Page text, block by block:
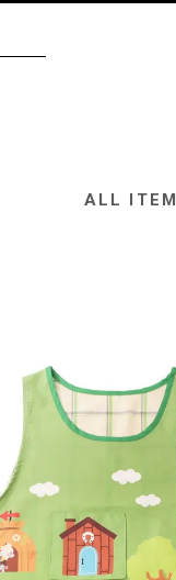
ALL ITEM
ALL ITEM